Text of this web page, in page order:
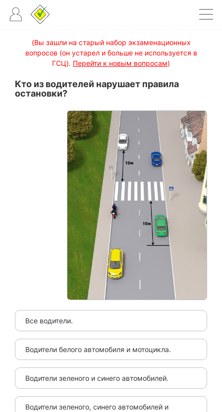
(Вы зашли на старый набор экзаменационных
вопросов (он устарел и больше не используется в
ГСЦ). Перейти к новым вопросам)
Кто из водителей нарушает правила
остановки?
Все водители.
Водители белого автомобиля и мотоцикла.
Водители зеленого и синего автомобилей.
Водители зеленого, синего автомобилей и